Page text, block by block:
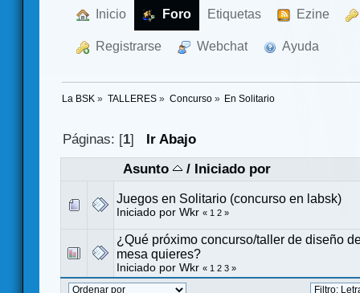
Inicio Foro Etiquetas Ezine
Registrarse Webchat Ayuda
La BSK » TALLERES» Concurso» En Solitario
Páginas: [1]
Ir Abajo
Asunto
/ Iniciado por
Juegos en Solitario (concurso en labsk)
Iniciado por Wkr « 1 2 »
¿Qué próximo concurso/taller de diseño
mesa quieres?
Iniciado por Wkr « 1 2 3 »